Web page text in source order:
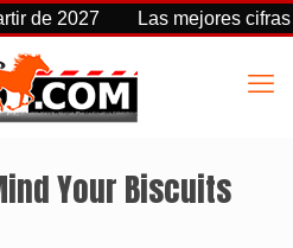
Las mejores cifras
Your Biscuits